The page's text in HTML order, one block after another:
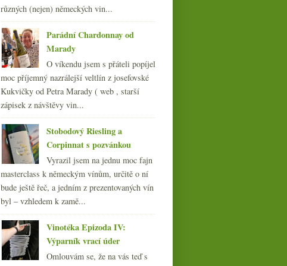
►2013(249)
►2012(254)
►2011(252)
►2010(249)
►2009(249)
2008(270)
2007 (108)
různých (nejen) německých vin...
Parádní Chardonnay od
Marady
O víkendu jsem s přáteli popíjel
moc příjemný nazrálejší veltlín z josefovské
Kukvičky od Petra Marady ( web , starší
zápisek z návštěvy vin...
Stobodový Riesling a
Corpinnat s pozvánkou
Vyrazil jsem na jednu moc fajn
masterclass k německým vínům, určitě o ní
bude ještě řeč, a jedním z prezentovaných vín
byl – vzhledem k zamě...
Vinotéka Epizoda IV:
Výparník vrací úder
Omlouvám se, že na vás teď s